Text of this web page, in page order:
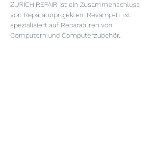
ZURICH.REPAIR ist ein Zusammenschluss
von Reparaturprojekten. Revamp-IT ist
spezialisiert auf Reparaturen von
Computern und Computerzubehör.